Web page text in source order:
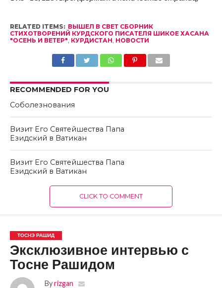
RELATED ITEMS: ВЫШЕЛ В СВЕТ СБОРНИК
СТИХОТВОРЕНИЙ КУРДСКОГО ПИСАТЕЛЯ ШИКОЕ ХАСАНА
"ОСЕНЬ И ВЕТЕР", КУРДИСТАН, НОВОСТИ
RECOMMENDED FOR YOU
Соболезнования
Визит Его Святейшества Папа
Езидский в Ватикан
Визит Его Святейшества Папа
Езидский в Ватикан
CLICK TO COMMENT
ТОСНЭ РАШИД
Эксклюзивное интервью с
Тосне Рашидом
By rizgan